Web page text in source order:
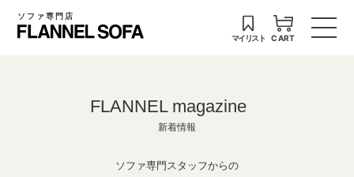
ソファ専門店
マイリスト CART
FLANNEL magazine
新着情報
ソファ専門スタッフからの